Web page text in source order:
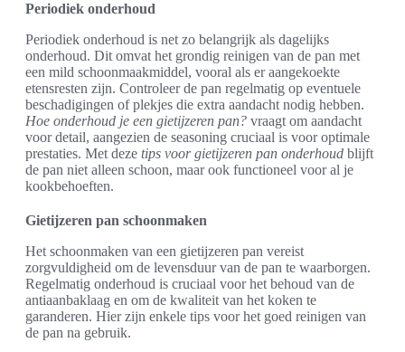
Periodiek onderhoud
Periodiek onderhoud is net zo belangrijk als dagelijks
onderhoud. Dit omvat het grondig reinigen van de pan met
een mild schoonmaakmiddel, vooral als er aangekoekte
etensresten zijn. Controleer de pan regelmatig op eventuele
beschadigingen of plekjes die extra aandacht nodig hebben.
Hoe onderhoud je een gietijzeren pan? vraagt om aandacht
voor detail, aangezien de seasoning cruciaal is voor optimale
prestaties. Met deze tips voor gietijzeren pan onderhoud blijft
de pan niet alleen schoon, maar ook functioneel voor al je
kookbehoeften.
Gietijzeren pan schoonmaken
Het schoonmaken van een gietijzeren pan vereist
zorgvuldigheid om de levensduur van de pan te waarborgen.
Regelmatig onderhoud is cruciaal voor het behoud van de
antiaanbaklaag en om de kwaliteit van het koken te
garanderen. Hier zijn enkele tips voor het goed reinigen van
de pan na gebruik.